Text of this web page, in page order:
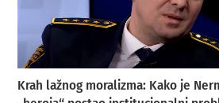
Krah lažnog moralizma: Kako je